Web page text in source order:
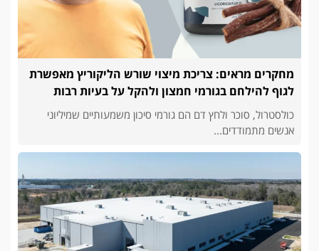
מחקרים מראים: צריכת מיצוי שורש הליקוריץ מאפשרת
לגוף להילחם בגורמי חמצון ולהקל על בעיות רבות
כולסטרול, סוכר ולחץ דם הם גורמי סיכון משמעותיים שמיליוני
אנשים מתמודדים...